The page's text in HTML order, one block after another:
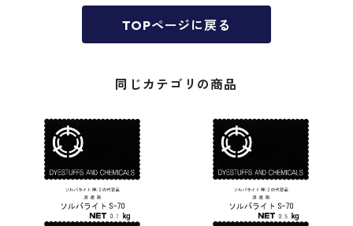
TOPページに戻る
同じカテゴリの商品